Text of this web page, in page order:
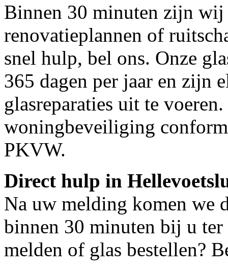
Binnen 30 minuten zijn wij
renovatieplannen of
snel hulp, bel ons. Onze
365 dagen per jaar en zijn
glasreparaties uit te
woningbeveiliging
PKVW.
Direct hulp in
Na uw melding komen we
binnen 30 minuten bij u ter
melden of glas bestellen?